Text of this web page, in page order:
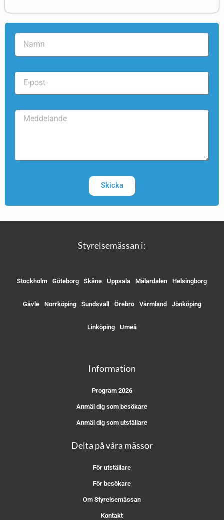
Skicka
Styrelsemässan i:
Stockholm Göteborg Skåne Uppsala Mälardalen Helsingborg
Gävle Norrköping Sundsvall Örebro Värmland Jönköping
Linköping Umeå
Information
Program 2026
Anmäl dig som besökare
Anmäl dig som utställare
Delta på våra mässor
För utställare
För besökare
Om Styrelsemässan
Kontakt